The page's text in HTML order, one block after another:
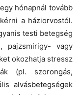
hónapnál tovább
a háziorvostól.
testi betegség
pajzsmirigy- vagy
okozhatja stressz
(pl. szorongás,
alvásbetegségek